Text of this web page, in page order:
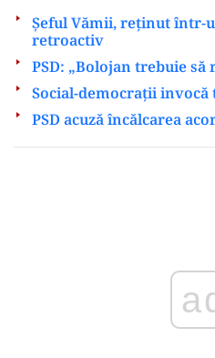
Șeful Vămii, reținut într-
retroactiv
PSD: „Bolojan trebuie să
Social-democrații
PSD acuză încălcarea